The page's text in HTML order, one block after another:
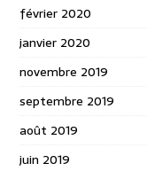
février 2020
janvier 2020
novembre 2019
septembre 2019
août 2019
juin 2019